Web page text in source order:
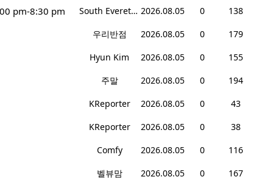
pm-8:30 pm South Everett Teriyaki 2026.08.05 0
138
우리반점
2026.08.05 0
179
Hyun Kim
2026.08.05 0
155
주말
2026.08.05 0
194
KReporter
2026.08.05 0
43
KReporter
2026.08.05 0
38
Comfy
2026.08.05 0
116
벨뷰맘
2026.08.05 0
167